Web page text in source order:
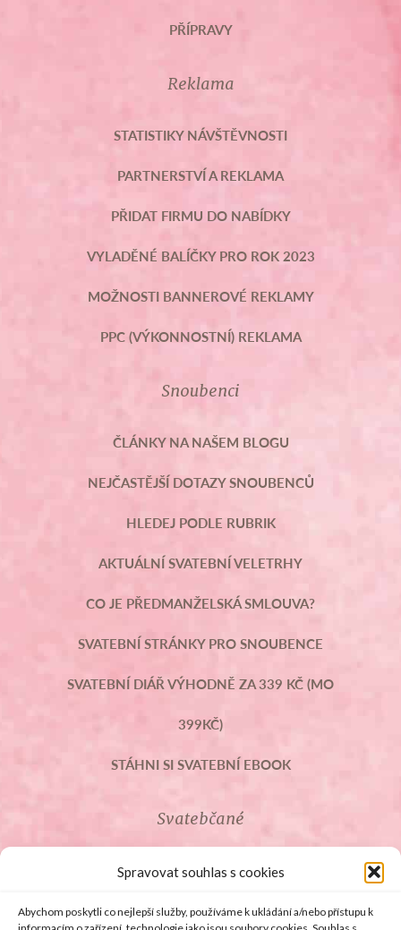
Spravovat souhlas s cookies
Abychom poskytli co nejlepší služby, používáme k ukládání a/nebo přístupu k
PŘÍPRAVY
Reklama
STATISTIKY NÁVŠTĚVNOSTI
PARTNERSTVÍ A REKLAMA
PŘIDAT FIRMU DO NABÍDKY
VYLADĚNÉ BALÍČKY PRO ROK 2023
MOŽNOSTI BANNEROVÉ REKLAMY
PPC (VÝKONNOSTNÍ) REKLAMA
Snoubenci
ČLÁNKY NA NAŠEM BLOGU
NEJČASTĚJŠÍ DOTAZY SNOUBENCŮ
HLEDEJ PODLE RUBRIK
AKTUÁLNÍ SVATEBNÍ VELETRHY
CO JE PŘEDMANŽELSKÁ SMLOUVA?
SVATEBNÍ STRÁNKY PRO SNOUBENCE
SVATEBNÍ DIÁŘ VÝHODNĚ ZA 339 KČ (MO
399KČ)
STÁHNI SI SVATEBNÍ EBOOK
Svatebčané
ROZCESTNÍK PRO SVATEBČANY
SVATEBNÍ PROSLOVY